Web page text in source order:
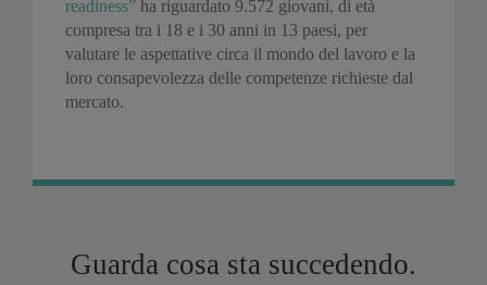
readiness” ha riguardato 9.572 giovani, di età
compresa tra i 18 e i 30 anni in 13 paesi, per
valutare le aspettative circa il mondo del lavoro e la
loro consapevolezza delle competenze richieste dal
mercato.
Guarda cosa sta succedendo.